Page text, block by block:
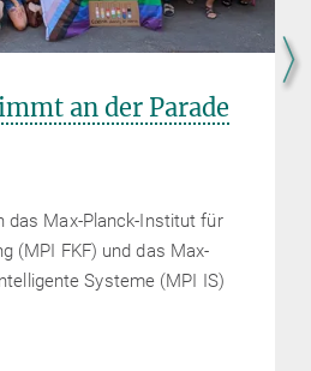
an der Parade
das Max-Planck-Institut für
(MPI FKF) und das Max-
Systeme (MPI IS)